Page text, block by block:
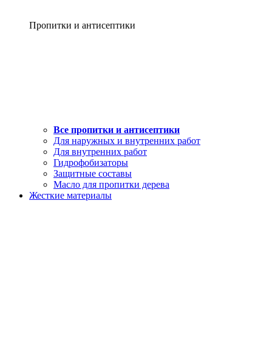
Пропитки и антисептики
Все пропитки и антисептики
Для наружных и внутренних работ
Для внутренних работ
Гидрофобизаторы
Защитные составы
Масло для пропитки дерева
Жесткие материалы